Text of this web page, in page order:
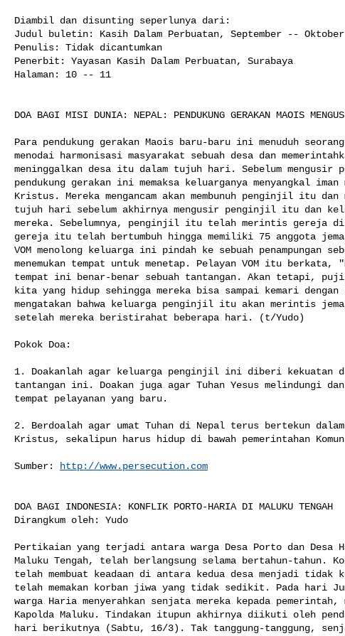
Diambil dan disunting seperlunya dari:
Judul buletin: Kasih Dalam Perbuatan, September -- Oktober
Penulis: Tidak dicantumkan
Penerbit: Yayasan Kasih Dalam Perbuatan, Surabaya
Halaman: 10 -- 11
DOA BAGI MISI DUNIA: NEPAL: PENDUKUNG GERAKAN MAOIS
Para pendukung gerakan Maois baru-baru ini menuduh
menodai harmonisasi masyarakat sebuah desa dan
meninggalkan desa itu dalam tujuh hari. Sebelum
pendukung gerakan ini memaksa keluarganya menyangkal iman
Kristus. Mereka mengancam akan membunuh penginjil itu dan
tujuh hari sebelum akhirnya mengusir penginjil itu dan
mereka. Sebelumnya, penginjil itu telah merintis gereja di
gereja itu telah bertumbuh hingga memiliki 75 anggota
VOM menolong keluarga ini pindah ke sebuah penampungan
menemukan tempat untuk menetap. Pelayan VOM itu berkata,
tempat ini benar-benar sebuah tantangan. Akan tetapi, puji
kita yang hidup sehingga mereka bisa sampai kemari
mengatakan bahwa keluarga penginjil itu akan merintis
setelah mereka beristirahat beberapa hari. (t/Yudo)
Pokok Doa:
1. Doakanlah agar keluarga penginjil ini diberi kekuatan
tantangan ini. Doakan juga agar Tuhan Yesus melindungi dan
tempat pelayanan yang baru.
2. Berdoalah agar umat Tuhan di Nepal terus bertekun dalam
Kristus, sekalipun harus hidup di bawah pemerintahan
Sumber: http://www.persecution.com
DOA BAGI INDONESIA: KONFLIK PORTO-HARIA DI MALUKU TENGAH
Dirangkum oleh: Yudo
Pertikaian yang terjadi antara warga Desa Porto dan Desa
Maluku Tengah, telah berlangsung selama bertahun-tahun.
telah membuat keadaan di antara kedua desa menjadi
telah memakan korban jiwa yang tidak sedikit. Pada hari
warga Haria menyerahkan senjata mereka kepada pemerintah,
Kapolda Maluku. Tindakan itupun akhirnya diikuti oleh
hari berikutnya (Sabtu, 16/3). Tak tanggung-tanggung,